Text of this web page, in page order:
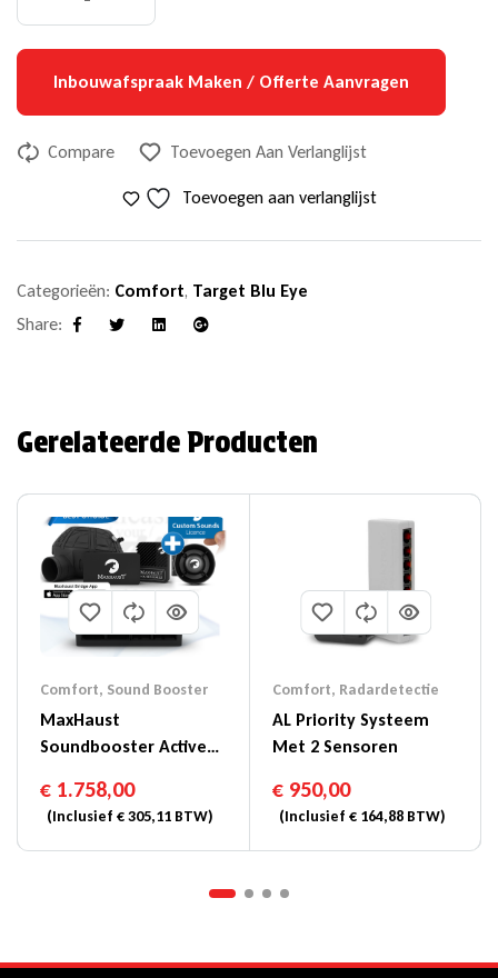
Inbouwafspraak Maken / Offerte Aanvragen
Compare Toevoegen Aan Verlanglijst
Toevoegen aan verlanglijst
Categorieën: Comfort, Target Blu Eye
Share:
Gerelateerde Producten
Comfort, Sound Booster
MaxHaust
Soundbooster Active
Hogetonen Speaker
Incl. Bridge
€ 1.758,00
(Inclusief €305,11 BTW)
Comfort, Radardetectie
AL Priority Systeem
Met 2 Sensoren
€950,00
(Inclusief €164,88BTW)